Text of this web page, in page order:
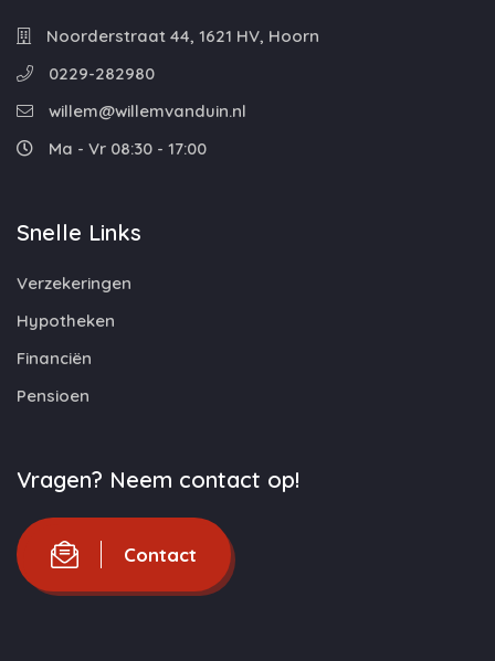
Noorderstraat 44, 1621 HV, Hoorn
0229-282980
willem@willemvanduin.nl
Ma - Vr 08:30 - 17:00
Snelle Links
Verzekeringen
Hypotheken
Financiën
Pensioen
Vragen? Neem contact op!
Contact